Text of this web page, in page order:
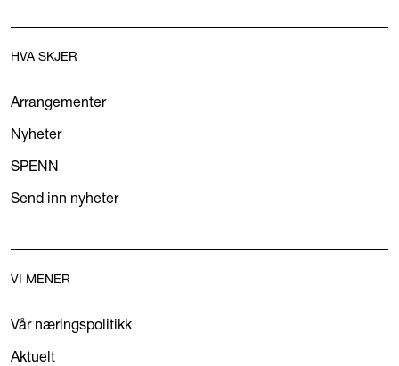
HVA SKJER
Arrangementer
Nyheter
SPENN
Send inn nyheter
VI MENER
Vår næringspolitikk
Aktuelt